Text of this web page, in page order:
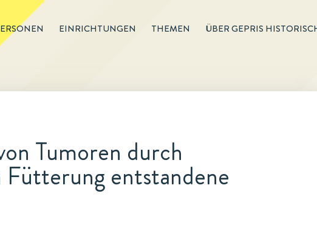
EINRICHTUNGEN THEMEN ÜBER GEPRIS
Tumoren durch
entstandene